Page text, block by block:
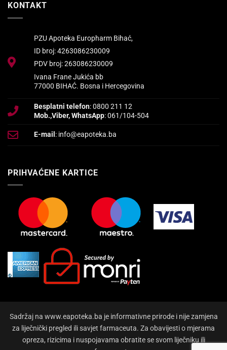
KONTAKT
PZU Apoteka Europharm Bihać,
ID broj: 4263086230009
PDV broj: 263086230009
Ivana Frane Jukića bb
77000 BIHAĆ. Bosna i Hercegovina
Besplatni telefon: 0800 211 12
Mob.,Viber, WhatsApp: 061/104-504
E-mail : info@eapoteka.ba
PRIHVAĆENE KARTICE
Sadržaj na www.eapoteka.ba je informativne prirode i nije zamjena
za liječnički pregled ili savjet farmaceuta. Za obavijesti o mjerama
opreza, rizicima i nuspojavama obratite se svom liječniku ili